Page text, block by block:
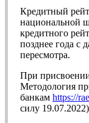
Кредитный
национальной
кредитного
позднее года с
пересмотра.
При
Методология
банкам https://
силу